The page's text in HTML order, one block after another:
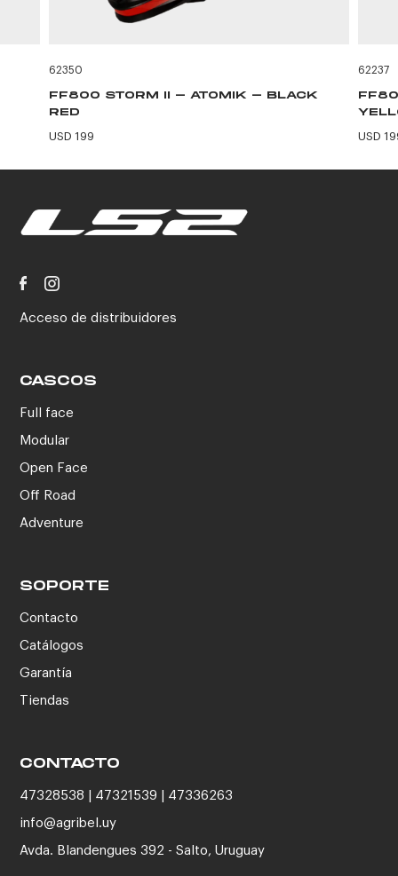
62350
FF800 STORM II - ATOMIK - BLACK
RED
USD 199
62237
USD
Acceso de distribuidores
CASCOS
Full face
Modular
Open Face
Off Road
Adventure
SOPORTE
Contacto
Catálogos
Garantía
Tiendas
CONTACTO
47328538 | 47321539 | 47336263
info@agribel.uy
Avda. Blandengues 392 - Salto, Uruguay